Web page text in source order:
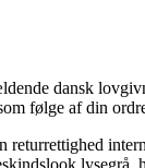
dansk
følge af din
lysegrå,